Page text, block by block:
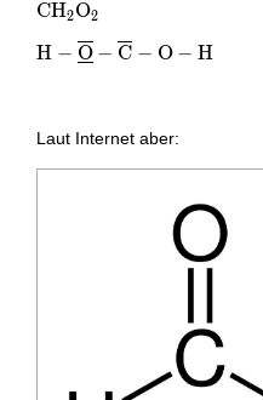
\mathrm{CH}_{2}
\mathrm{O}_{2}
CH2O2
\mathrm{H}-\overline{
\overline{\mathrm{C}}-
\mathrm{O}-
\mathrm{H}
H − O − C − O − H
Laut Internet aber: